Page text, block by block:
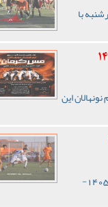
با
این
فدراسیون فوتبال کشور رده های سنی تیم های فوتبال پایه در سال 1405-